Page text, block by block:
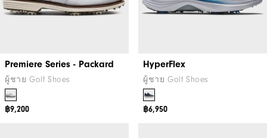
Premiere Series - Packard
ผู้ชาย Golf Shoes
฿9,200
HyperFlex
ผู้ชาย Golf Shoes
฿6,950